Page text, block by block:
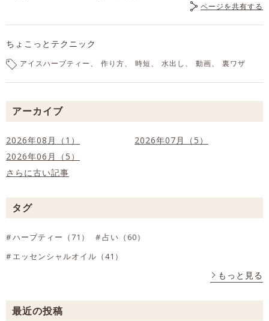
ページを共有する
ちょこっとテクニック
アイスハーブティー 作り方 時短 水出し 動画 裏ワザ
アーカイブ
2026年08月（1）
2026年07月（5）
2026年06月（5）
さらに古い記事
タグ
ハーブティー（71）
占い（60）
エッセンシャルオイル（41）
もっと見る
最近の投稿